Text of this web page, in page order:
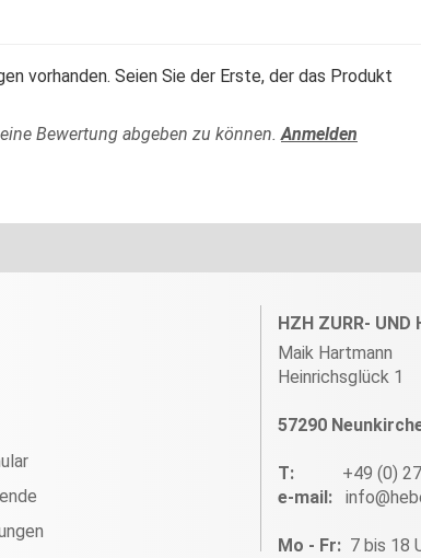
vorhanden. Seien Sie der Erste, der das Produkt
Bewertung abgeben zu können.Anmelden
HZH ZURR- UND
Maik Hartmann
Heinrichsglück 1
57290
T: +49 (0)
e-mail:
Mo - Fr: 7 bis 18